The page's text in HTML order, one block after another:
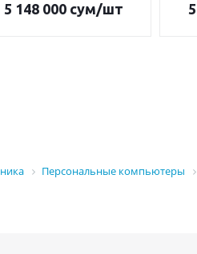
5 148 000 сум/шт
Персональные компьютеры